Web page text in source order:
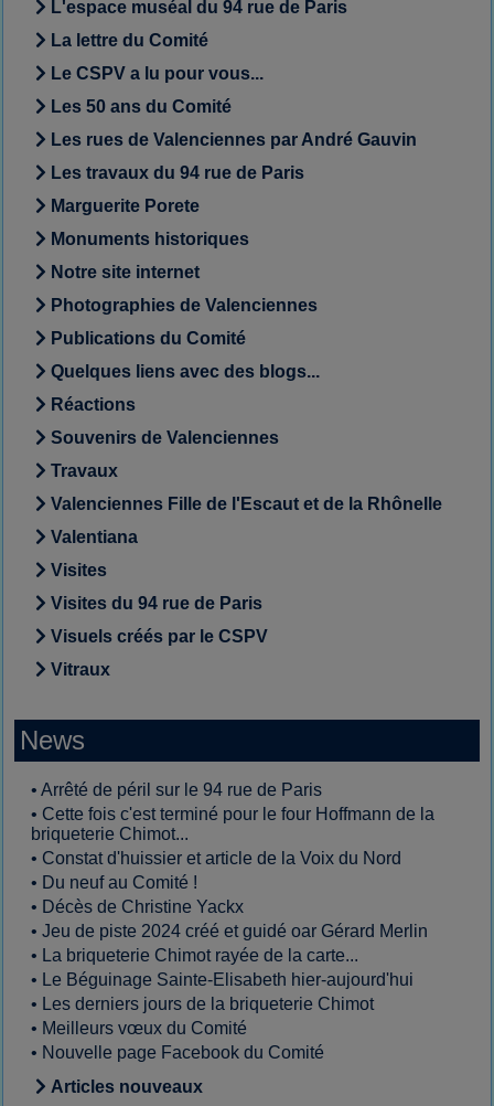
L'espace muséal du 94 rue de Paris
La lettre du Comité
Le CSPV a lu pour vous...
Les 50 ans du Comité
Les rues de Valenciennes par André Gauvin
Les travaux du 94 rue de Paris
Marguerite Porete
Monuments historiques
Notre site internet
Photographies de Valenciennes
Publications du Comité
Quelques liens avec des blogs...
Réactions
Souvenirs de Valenciennes
Travaux
Valenciennes Fille de l'Escaut et de la Rhônelle
Valentiana
Visites
Visites du 94 rue de Paris
Visuels créés par le CSPV
Vitraux
News
• Arrêté de péril sur le 94 rue de Paris
• Cette fois c'est terminé pour le four Hoffmann de la
briqueterie Chimot...
• Constat d'huissier et article de la Voix du Nord
• Du neuf au Comité !
• Décès de Christine Yackx
• Jeu de piste 2024 créé et guidé oar Gérard Merlin
• La briqueterie Chimot rayée de la carte...
• Le Béguinage Sainte-Elisabeth hier-aujourd'hui
• Les derniers jours de la briqueterie Chimot
• Meilleurs vœux du Comité
• Nouvelle page Facebook du Comité
Articles nouveaux